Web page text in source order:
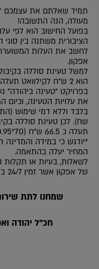
תמיד שאלתם את עצמכם
מעולה, הנה התשובה!
בפועל החישוב הוא לפי
הציבורית משתנה בין סוגי
לחשב את העלות
אפקון.
הוא 2 ש”ח לקילוואט תעלה 140 ש”ח (70*2=140).
בפרויקט “טעינה ביהודה”
תעלה כ 66.5 ש”ח (70*0.95=66.5).
*יודגש כי במידה
המחיר יעלה בהתאמה.
לשאלות, בעיות או תקלות
של אפקון אשר זמין 24/7 בטלפון 2108*.
שמחנו לתת
חכ”ל יהודה